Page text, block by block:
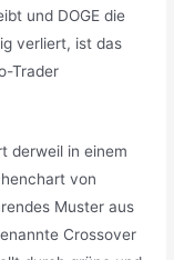
und DOGE die
verliert, ist das
Trader
derweil in einem
von
Muster aus
Crossover